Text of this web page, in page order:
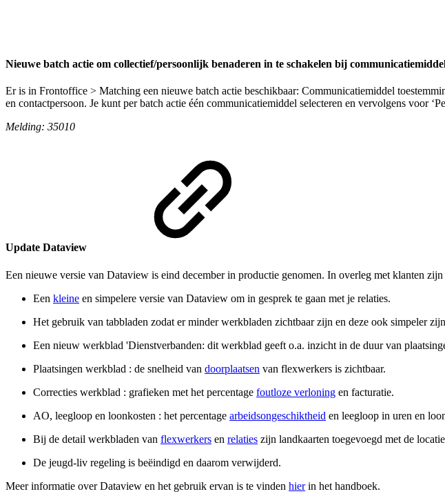
Nieuwe batch actie om collectief/persoonlijk benaderen in te schakelen bij
Er is in Frontoffice > Matching een nieuwe batch actie beschikbaar: Communicatiemiddel
en contactpersoon. Je kunt per batch actie één communicatiemiddel selecteren en vervolgens voor
Melding: 35010
Update Dataview
Een nieuwe versie van Dataview is eind december in productie genomen. In overleg met klanten
Een kleine en simpelere versie van Dataview om in gesprek te gaan met je relaties.
Het gebruik van tabbladen zodat er minder werkbladen zichtbaar zijn en deze ook simpeler
Een nieuw werkblad 'Dienstverbanden: dit werkblad geeft o.a. inzicht in de duur van
Plaatsingen werkblad : de snelheid van doorplaatsen van flexwerkers is zichtbaar.
Correcties werkblad : grafieken met het percentage foutloze verloning en facturatie.
AO, leegloop en loonkosten : het percentage arbeidsongeschiktheid en leegloop in uren en
Bij de detail werkbladen van flexwerkers en relaties zijn landkaarten toegevoegd met de
De jeugd-liv regeling is beëindigd en daarom verwijderd.
Meer informatie over Dataview en het gebruik ervan is te vinden hierin het handboek.